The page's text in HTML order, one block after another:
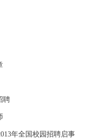
聘
年全国校园招聘启事